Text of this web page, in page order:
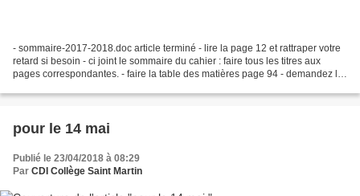
- sommaire-2017-2018.doc article terminé - lire la page 12 et rattraper votre
retard si besoin - ci joint le sommaire du cahier : faire tous les titres aux
pages correspondantes. - faire la table des matières page 94 - demandez la
pour le 14 mai
Publié le 23/04/2018 à 08:29
Par CDI Collège Saint Martin